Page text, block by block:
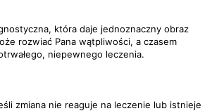
która daje jednoznaczny obraz
rozwiać Pana wątpliwości, a czasem
niepewnego leczenia.
zmiana nie reaguje na leczenie lub istnieje